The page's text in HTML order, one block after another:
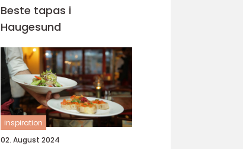
Beste tapas i
Haugesund
inspiration
02. August 2024